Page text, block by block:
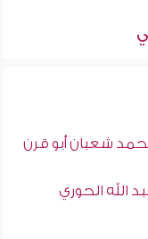
شعبان أبو قرن
الله الحوري